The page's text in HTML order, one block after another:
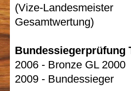
(Vize-Landesmeister
Gesamtwertung)
Bundessiegerprüfung
2006 - Bronze GL 2000
2009 - Bundessieger